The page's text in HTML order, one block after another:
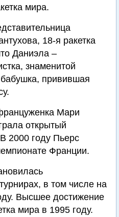
мира.
18-я ракетка
Даниэла –
знаменитой
привившая
Мари
открытый
2000 году Пьерс
Франции.
в том числе на
Высшее достижение
мира в 1995 году.